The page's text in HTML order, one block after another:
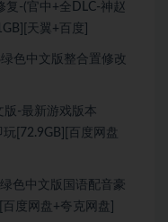
复-(官中+全DLC-神赵
天翼+百度]
色中文版整合置修改
版-最新游戏版本
[72.9GB][百度网盘
色中文版国语配音豪
度网盘+夸克网盘]